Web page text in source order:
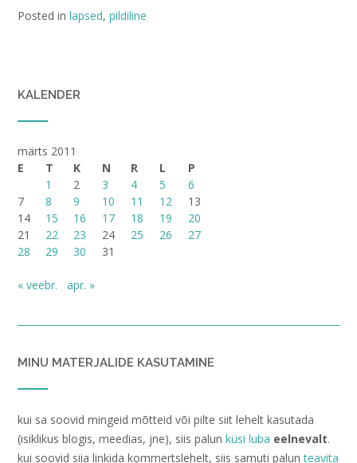
Posted in lapsed, pildiline
KALENDER
märts 2011
E
T K N R L
P
1
2 3 4 5
6
7
8 9 10 11 12
13
14
15 16 17 18 19
20
21
22 23 24 25 26
27
28
29 30 31
« veebr. apr. »
MINU MATERJALIDE KASUTAMINE
kui sa soovid mingeid mõtteid või pilte siit lehelt kasutada
(isiklikus blogis, meedias, jne), siis palun küsi luba eelnevalt.
kui soovid siia linkida kommertslehelt, siis samuti palunteavita